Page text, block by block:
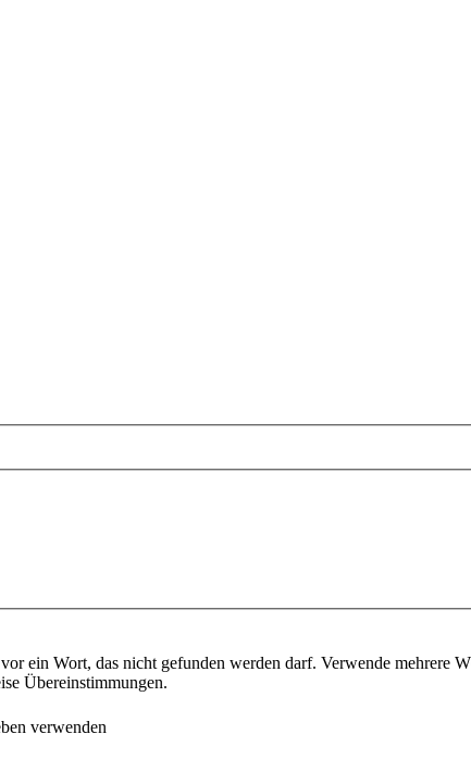
vor ein Wort, das nicht gefunden werden darf. Verwende mehrere
Übereinstimmungen.
verwenden